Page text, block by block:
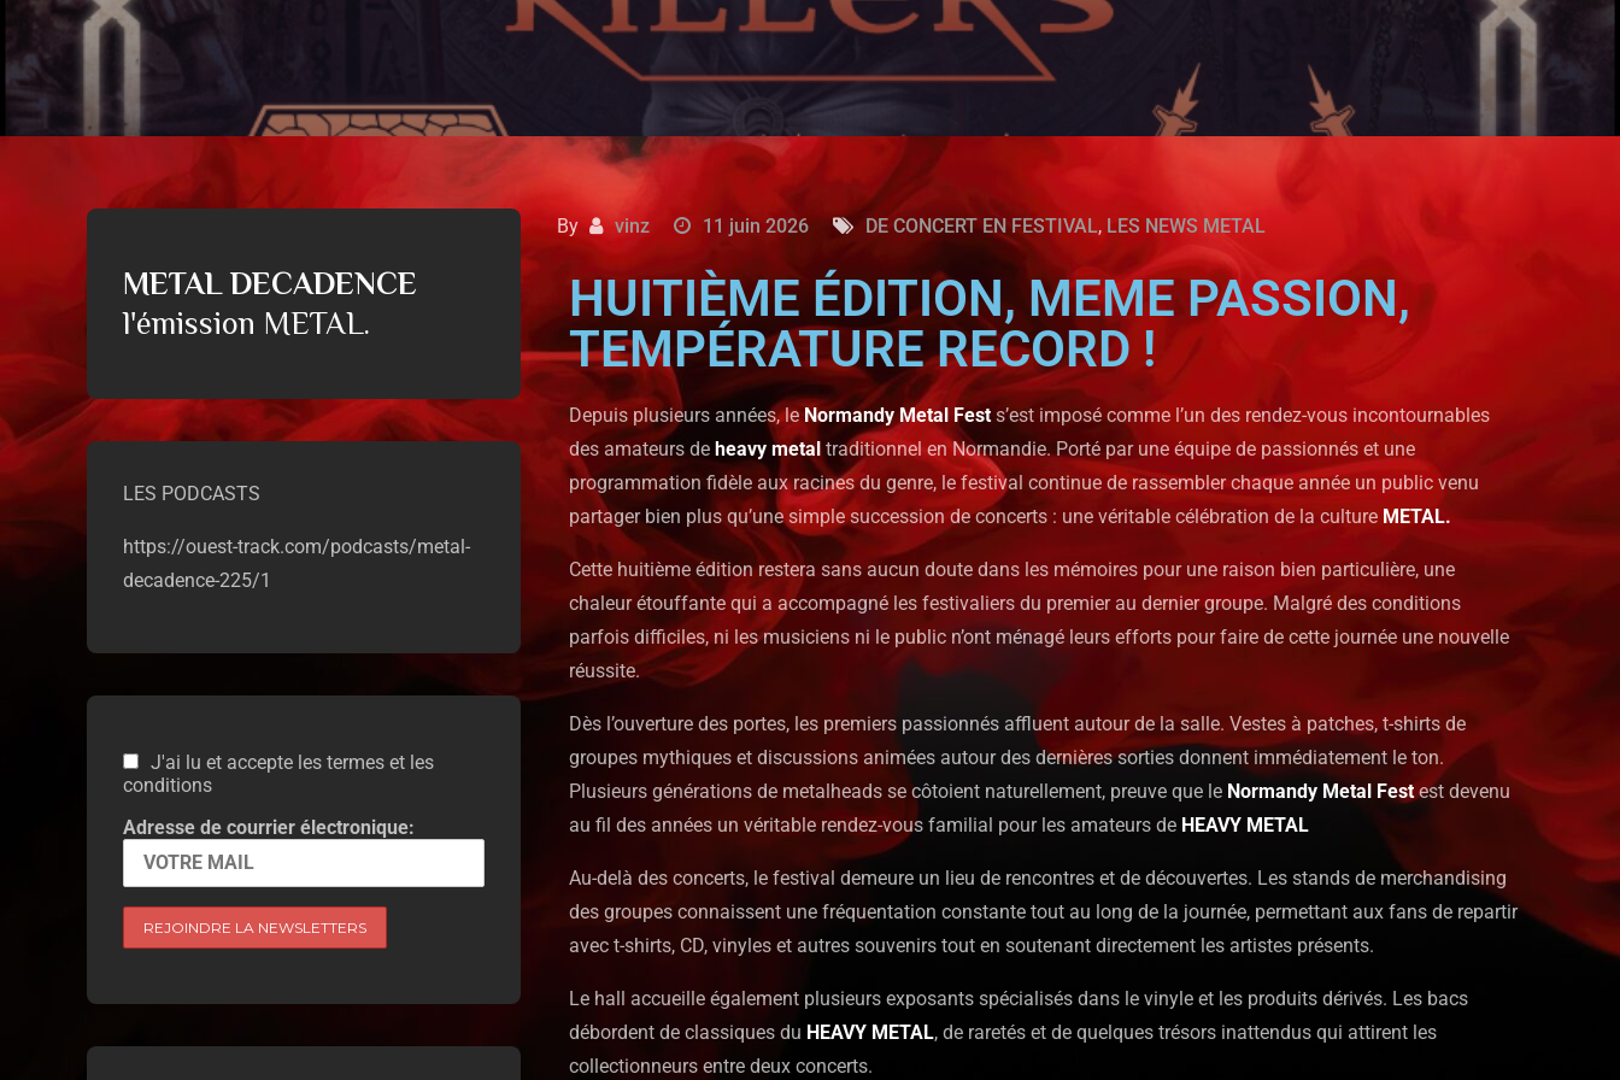
By vinz 11 juin 2026 DE CONCERT EN FESTIVAL, LES NEWS METAL
HUITIÈME ÉDITION, MEME PASSION,
TEMPÉRATURE RECORD !
Depuis plusieurs années, leNormandy Metal Fests’est imposé comme l’un des rendez-vous incontournables
des amateurs de heavy metal traditionnel en Normandie. Porté par une équipe de passionnés et une
programmation fidèle aux racines du genre, le festival continue de rassembler chaque année un public venu
partager bien plus qu’une simple succession de concerts : une véritable célébration de la culture METAL.
Cette huitième édition restera sans aucun doute dans les mémoires pour une raison bien particulière, une
chaleur étouffante qui a accompagné les festivaliers du premier au dernier groupe. Malgré des conditions
parfois difficiles, ni les musiciens ni le public n’ont ménagé leurs efforts pour faire de cette journée une nouvelle
réussite.
Dès l’ouverture des portes, les premiers passionnés affluent autour de la salle. Vestes à patches, t-shirts de
groupes mythiques et discussions animées autour des dernières sorties donnent immédiatement le ton.
Plusieurs générations de metalheads se côtoient naturellement, preuve que le Normandy Metal Festest devenu
au fil des années un véritable rendez-vous familial pour les amateurs de HEAVY METAL
Au-delà des concerts, le festival demeure un lieu de rencontres et de découvertes. Les stands de merchandising
des groupes connaissent une fréquentation constante tout au long de la journée, permettant aux fans de repartir
avec t-shirts, CD, vinyles et autres souvenirs tout en soutenant directement les artistes présents.
Le hall accueille également plusieurs exposants spécialisés dans le vinyle et les produits dérivés. Les bacs
débordent de classiques du HEAVY METAL, de raretés et de quelques trésors inattendus qui attirent les
collectionneurs entre deux concerts.
METAL DECADENCE
l'émission METAL.
LES PODCASTS
https://ouest-track.com/podcasts/metal-
decadence-225/1
J'ai lu et accepte les termes et les
conditions
Adresse de courrier électronique: